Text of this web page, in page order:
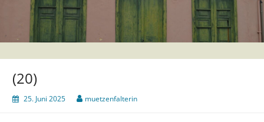
(20)
25. Juni 2025 muetzenfalterin